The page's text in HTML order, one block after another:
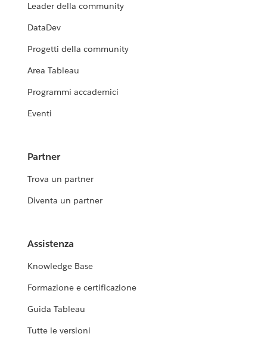
Leader della community
DataDev
Progetti della community
Area Tableau
Programmi accademici
Eventi
Partner
Trova un partner
Diventa un partner
Assistenza
Knowledge Base
Formazione e certificazione
Guida Tableau
Tutte le versioni